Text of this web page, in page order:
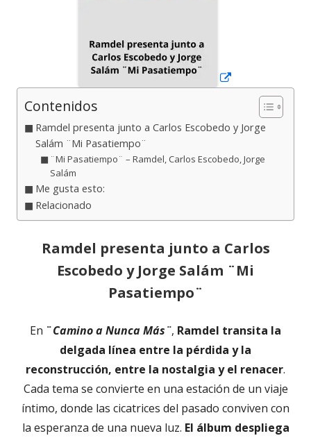
Contenidos
Ramdel presenta junto a Carlos Escobedo y Jorge
Salám ¨Mi Pasatiempo¨
¨Mi Pasatiempo¨ – Ramdel, Carlos Escobedo, Jorge
Salám
Me gusta esto:
Relacionado
Ramdel presenta junto a Carlos
Escobedo y Jorge Salám ¨Mi
Pasatiempo¨
En ¨Camino a Nunca Más¨, Ramdel transita la
delgada línea entre la pérdida y la
reconstrucción, entre la nostalgia y el renacer.
Cada tema se convierte en una estación de un viaje
íntimo, donde las cicatrices del pasado conviven con
la esperanza de una nueva luz. El álbum despliega